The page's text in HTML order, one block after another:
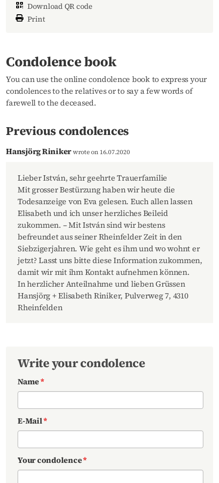
Download QR code
Print
Condolence book
You can use the online condolence book to express your
condolences to the relatives or to say a few words of
farewell to the deceased.
Previous condolences
Hansjörg Rinikerwrote on 16.07.2020
Lieber István, sehr geehrte Trauerfamilie
Mit grosser Bestürzung haben wir heute die
Todesanzeige von Eva gelesen. Euch allen lassen
Elisabeth und ich unser herzliches Beileid
zukommen. – Mit István sind wir bestens
befreundet aus seiner Rheinfelder Zeit in den
Siebzigerjahren. Wie geht es ihm und wo wohnt er
jetzt? Lasst uns bitte diese Information zukommen,
damit wir mit ihm Kontakt aufnehmen können.
In herzlicher Anteilnahme und lieben Grüssen
Hansjörg + Elisabeth Riniker, Pulverweg 7, 4310
Rheinfelden
Write your condolence
Name*
E-Mail*
Your condolence*